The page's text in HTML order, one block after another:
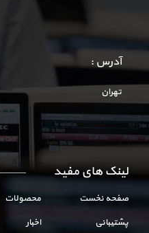
آدرس :
تهران
لینک های مفید
صفحه نخست محصولات
پشتیبانی
اخبار